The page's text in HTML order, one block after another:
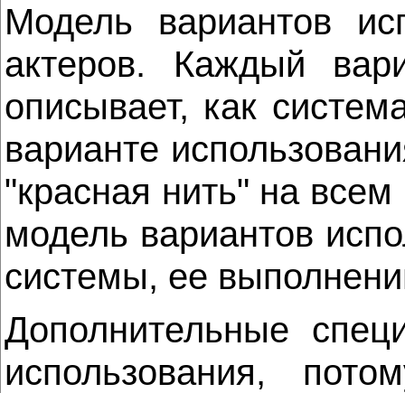
Модель вариантов
актеров. Каждый
описывает, как
варианте
"красная нить" на
модель вариантов
системы, ее
Дополнительные
использования,